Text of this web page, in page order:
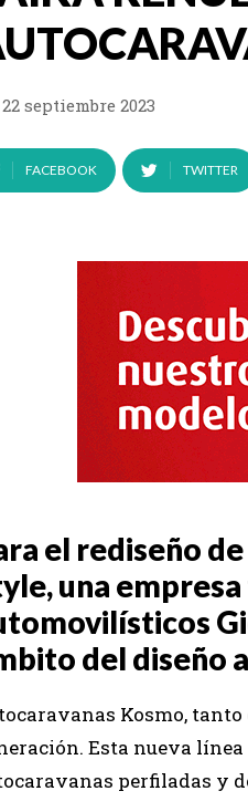
22 septiembre 2023
FACEBOOK TWITTER
el rediseño
una
del diseño
Kosmo,
Esta nueva
perfiladas y